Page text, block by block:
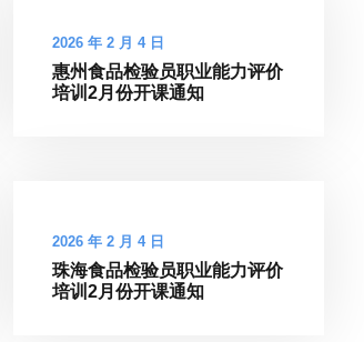
2026 年 2 月 4 日
惠州食品检验员职业能力评价
培训2月份开课通知
2026 年 2 月 4 日
珠海食品检验员职业能力评价
培训2月份开课通知